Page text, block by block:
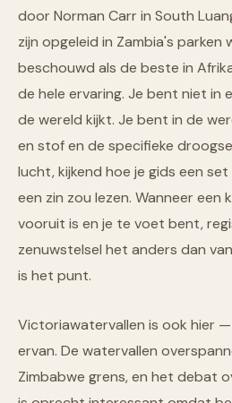
door Norman Carr in South
zijn opgeleid in Zambia's parken
beschouwd als de beste in
de hele ervaring. Je bent niet in
de wereld kijkt. Je bent in de
en stof en de specifieke
lucht, kijkend hoe je gids een set
een zin zou lezen. Wanneer een
vooruit is en je te voet bent,
zenuwstelsel het anders dan
is het punt.
Victoriawatervallen is ook hier —
ervan. De watervallen
Zimbabwe grens, en het debat